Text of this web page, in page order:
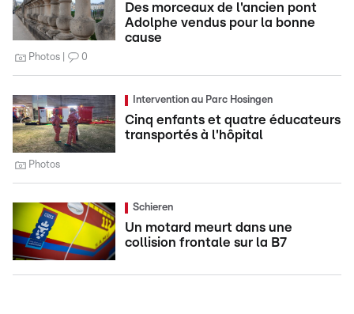
Des morceaux de l'ancien pont
Adolphe vendus pour la bonne
cause
Photos 0
Intervention au Parc Hosingen
Cinq enfants et quatre éducateurs
transportés à l'hôpital
Photos
Schieren
Un motard meurt dans une
collision frontale sur la B7